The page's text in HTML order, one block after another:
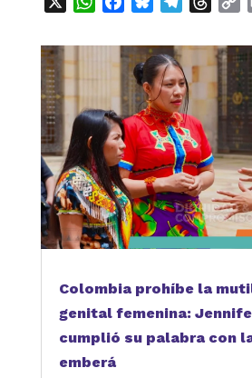
Colombia prohíbe la
genital femenina:
cumplió su palabra con
emberá